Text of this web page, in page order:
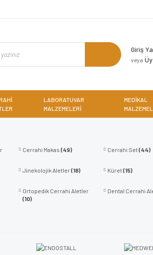
Giriş
veya
LABORATUVAR
MALZEMELERİ
MEDİKAL
Cerrahi Makas (49) Cerrahi Set(44)
Jinekolojik Aletler(18) Küret(15)
Ortopedik Cerrahi Aletler
(10)
Dental Cerrahi